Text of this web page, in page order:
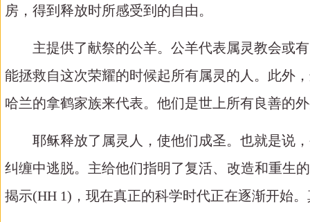
房，得到释放时所感受到的自由。
主提供了献祭的公羊。公羊代表属灵教会或
能拯救自这次荣耀的时候起所有属灵的人。此外
哈兰的拿鹤家族来代表。他们是世上所有良善的
耶稣释放了属灵人，使他们成圣。也就是说
纠缠中逃脱。主给他们指明了复活、改造和重生
揭示(HH 1) ，现在真正的科学时代正在逐渐开始